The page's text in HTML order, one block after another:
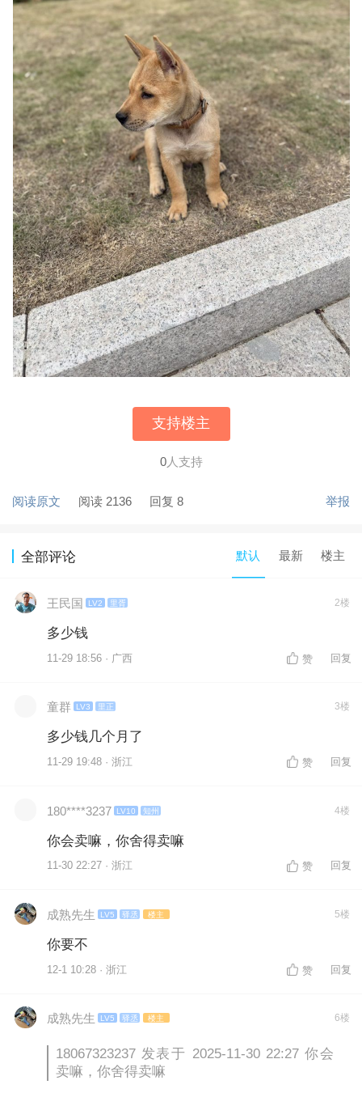
支持楼主
0人支持
阅读原文 阅读 2136 回复 8 举报
全部评论 默认 最新 楼主
王民国 LV2 里胥 2楼
多少钱
11-29 18:56 · 广西 赞 回复
童群 LV3 里正 3楼
多少钱几个月了
11-29 19:48 · 浙江 赞 回复
180****3237 LV10 知州 4楼
你会卖嘛，你舍得卖嘛
11-30 22:27 · 浙江 赞 回复
成熟先生 LV5 驿丞 楼主 5楼
你要不
12-1 10:28 · 浙江 赞 回复
成熟先生 LV5 驿丞 楼主 6楼
18067323237 发表于 2025-11-30 22:27 你会
卖嘛，你舍得卖嘛